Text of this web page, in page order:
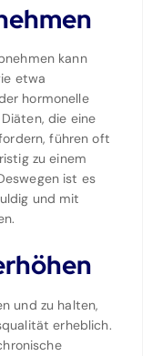
kann
etwa
hormonelle
die eine
führen oft
zu einem
ist es
und mit
und zu halten,
erheblich.